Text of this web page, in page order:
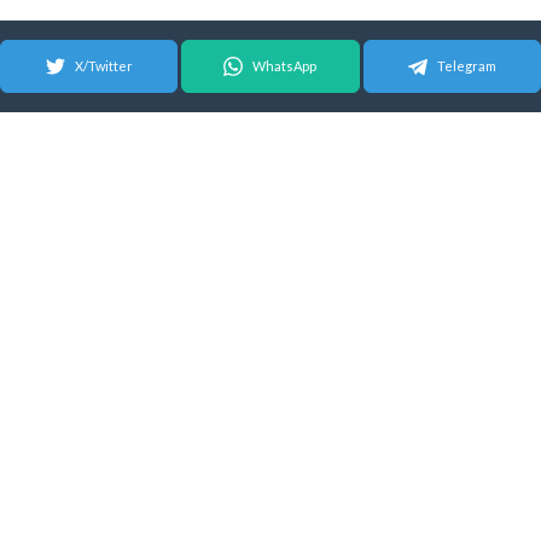
X/Twitter WhatsApp Telegram